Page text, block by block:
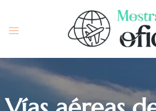
content
Toggle